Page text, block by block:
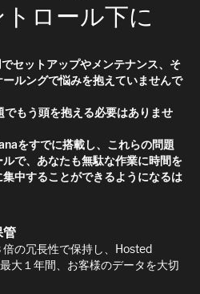
ロール下に
セットアップやメンテナンス、そ
ルングで悩みを抱えていませんで
もう頭を抱える必要はありませ
をすでに搭載し、これらの問題
で、あなたも無駄な作業に時間を
中することができるようになるは
管
の冗長性で保持し、Hosted
大１年間、お客様のデータを大切